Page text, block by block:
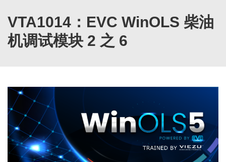
VTA1014：EVC WinOLS 柴油
机调试模块 2 之 6